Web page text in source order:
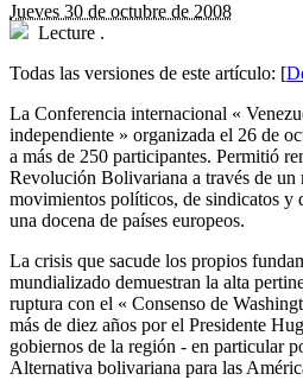
Jueves 30 de octubre de 2008
Lecture .
Todas las versiones de este artículo: [
La Conferencia internacional «
independiente » organizada el 26 de
a más de 250 participantes. Permitió
Revolución Bolivariana a través de un
movimientos políticos, de sindicatos y
una docena de países europeos.
La crisis que sacude los propios
mundializado demuestran la alta
ruptura con el « Consenso de
más de diez años por el Presidente
gobiernos de la región - en particular
Alternativa bolivariana para las